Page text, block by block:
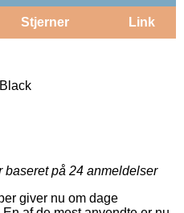
Stjerner Link
baseret på 24 anmeldelser
giver nu om dage